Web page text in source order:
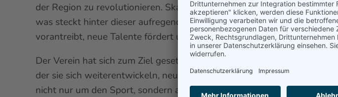
der Region zu revolutionieren. Skateboarding, Roller- und
was steckt hinter dieser aufregenden Initiative? Ganz einfach: Die
vorantreibt, neue Talente fördert und Spaß, Freiheit und Kreativität auf
Der Verein hat sich zum Ziel gesetzt, allen Rollsportbegeisterten,
der sie sich weiterentwickeln, neue Tricks lernen und sich mit
nicht nur um den Sport, sondern auch um die Gemeinschaft. Hier wird